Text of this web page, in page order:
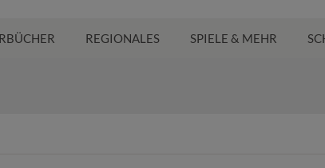
REGIONALES SPIELE & MEHR